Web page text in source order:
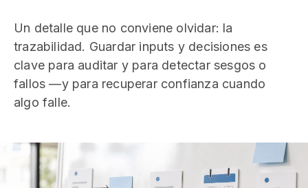
Un detalle que no conviene olvidar: la
trazabilidad. Guardar inputs y decisiones es
clave para auditar y para detectar sesgos o
fallos —y para recuperar confianza cuando
algo falle.